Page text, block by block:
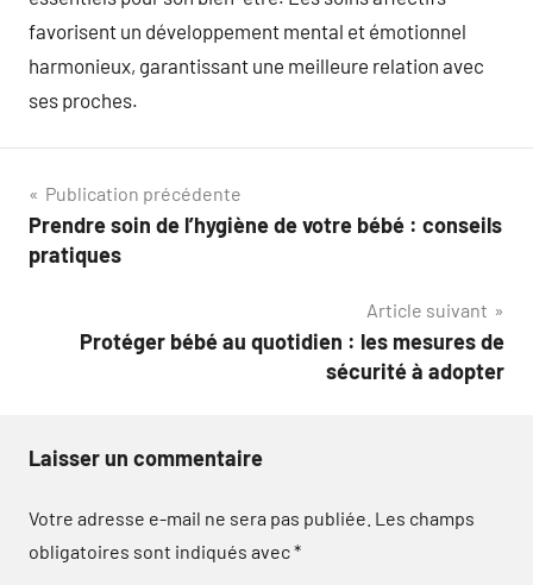
favorisent un développement mental et émotionnel
harmonieux, garantissant une meilleure relation avec
ses proches.
Navigation
de
Publication précédente
Prendre soin de l’hygiène de votre bébé : conseils
pratiques
Article suivant
Protéger bébé au quotidien : les mesures de
sécurité à adopter
Laisser un commentaire
Votre adresse e-mail ne sera pas publiée. Les champs
obligatoires sont indiqués avec*